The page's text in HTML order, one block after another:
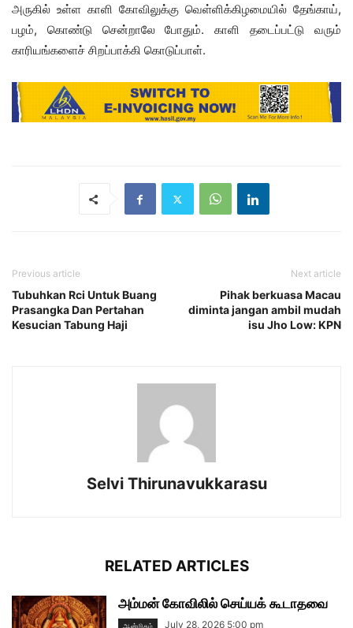
அருகில் உள்ள காளி கோவிலுக்கு வெள்ளிக்கிழமையில் தேங்காய்,
பழம், கொண்டு சென்றாலே போதும். காளி தடைப்பட்டு வரும்
காரியங்களைச் சிறப்பாக்கி கொடுப்பாள்.
Previous article
Tubuhkan Rci Untuk Buang
Prasangka Dan Pertahan
Kesucian Tabung Haji
Next article
Pihak berkuasa Macau
diminta jangan ambil mudah
isu Jho Low: KPN
Selvi Thirunavukkarasu
RELATED ARTICLES
அம்மன் கோவிலில் செய்யக் கூடாதவை
ஆன்மிகம் July 28, 2026 5:00 pm